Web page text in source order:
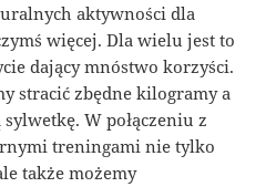
aktywności dla
więcej. Dla wielu jest to
dający mnóstwo korzyści.
stracić zbędne kilogramy a
W połączeniu z
treningami nie tylko
także możemy